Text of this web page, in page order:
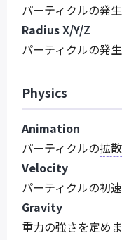
パーティクルの発
Radius X/Y/Z
パーティクルの発
Physics
Animation
パーティクルの拡散
Velocity
パーティクルの初
Gravity
重力の強さを定め